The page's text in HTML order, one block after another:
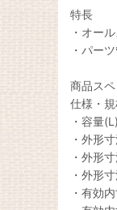
特長
・オー
・パー
商品スペ
仕様・規
・容量
・外形
・外形
・外形
・有効